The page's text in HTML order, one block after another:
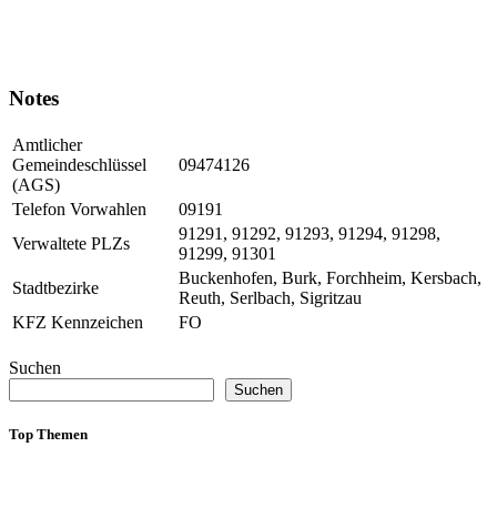
Notes
Amtlicher
Gemeindeschlüssel
(AGS)
09474126
Telefon Vorwahlen
09191
Verwaltete PLZs
91291, 91292, 91293, 91294, 91298,
91299, 91301
Stadtbezirke
Buckenhofen, Burk, Forchheim, Kersbach,
Reuth, Serlbach, Sigritzau
KFZ Kennzeichen
FO
Suchen
Suchen
Top Themen